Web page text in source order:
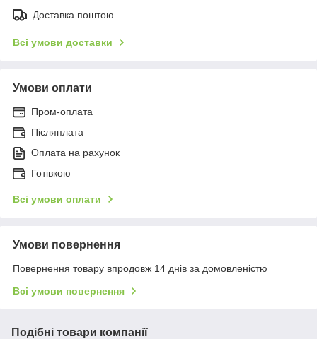
Доставка поштою
Всі умови доставки
Умови оплати
Пром-оплата
Післяплата
Оплата на рахунок
Готівкою
Всі умови оплати
Умови повернення
Повернення товару впродовж 14 днів за домовленістю
Всі умови повернення
Подібні товари компанії